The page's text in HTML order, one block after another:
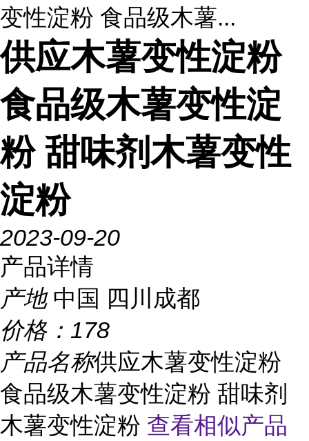
变性淀粉 食品级木薯...
供应木薯变性淀粉
食品级木薯变性淀
粉 甜味剂木薯变性
淀粉
2023-09-20
产品详情
产地 中国 四川成都
价格： 178
产品名称供应木薯变性淀粉
食品级木薯变性淀粉 甜味剂
木薯变性淀粉 查看相似产品